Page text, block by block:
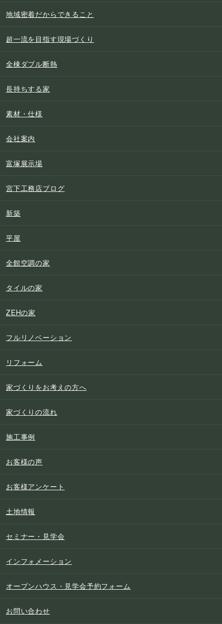
地域密着だからできること
超一流を目指す現場づくり
全棟ダブル断熱
長持ちする家
素材・仕様
会社案内
富塚展示場
宮下工務店ブログ
新築
平屋
全館空調の家
タイルの家
ZEHの家
フルリノベーション
リフォーム
家づくりをお考えの方へ
家づくりの流れ
施工事例
お客様の声
お客様アンケート
土地情報
セミナー・見学会
インフォメーション
オープンハウス・見学会予約フォーム
お問い合わせ